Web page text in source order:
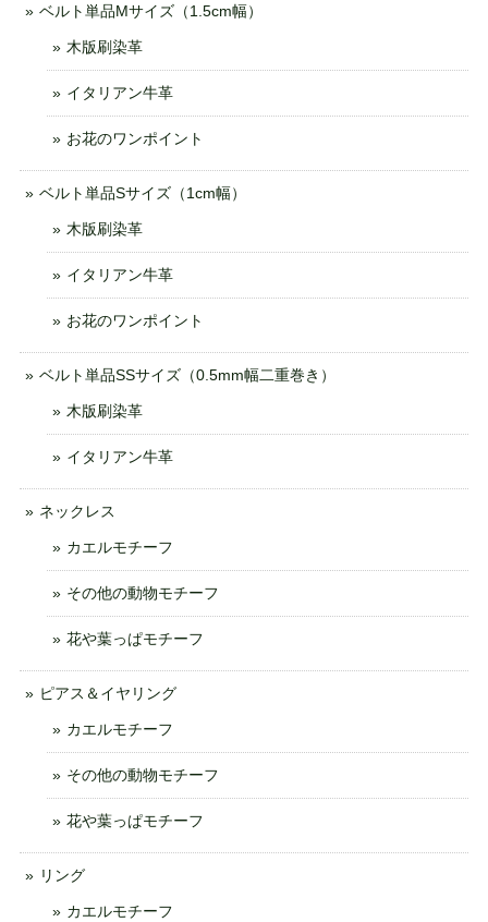
ベルト単品Mサイズ（1.5cm幅）
木版刷染革
イタリアン牛革
お花のワンポイント
ベルト単品Sサイズ（1cm幅）
木版刷染革
イタリアン牛革
お花のワンポイント
ベルト単品SSサイズ（0.5mm幅二重巻き）
木版刷染革
イタリアン牛革
ネックレス
カエルモチーフ
その他の動物モチーフ
花や葉っぱモチーフ
ピアス＆イヤリング
カエルモチーフ
その他の動物モチーフ
花や葉っぱモチーフ
リング
カエルモチーフ